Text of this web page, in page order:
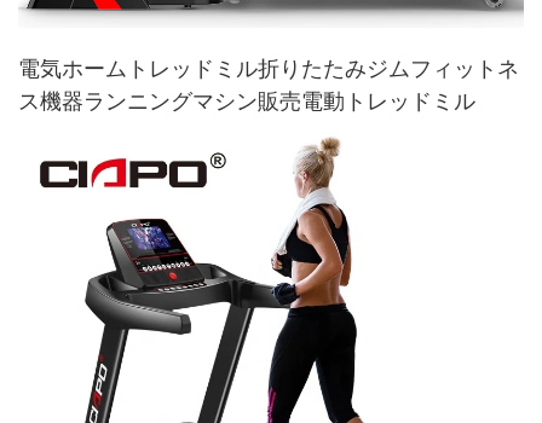
電気ホームトレッドミル折りたたみジムフィットネ
ス機器ランニングマシン販売電動トレッドミル